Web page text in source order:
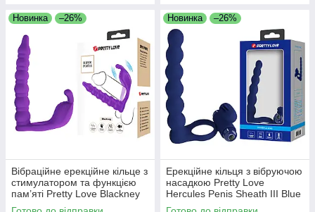
Новинка –26%
Вібраційне ерекційне кільце з
стимулатором та функцією
пам’яті Pretty Love Blackney
Vibrating Enhacer Purple
Новинка –26%
Ерекційне кільця з вібруючою
насадкою Pretty Love
Hercules Penis Sheath III Blue
— подвійне задоволення та